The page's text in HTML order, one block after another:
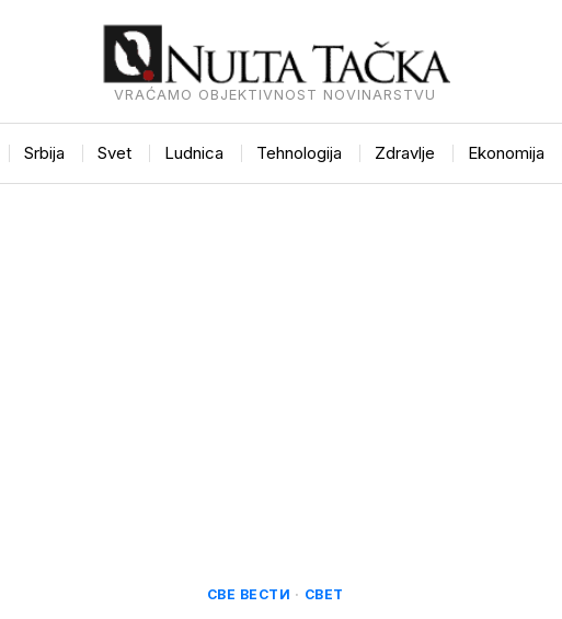
VRAĆAMO OBJEKTIVNOST NOVINARSTVU
Srbija Svet Ludnica Tehnologija Zdravlje Ekonomija
СВЕ ВЕСТИ · СВЕТ